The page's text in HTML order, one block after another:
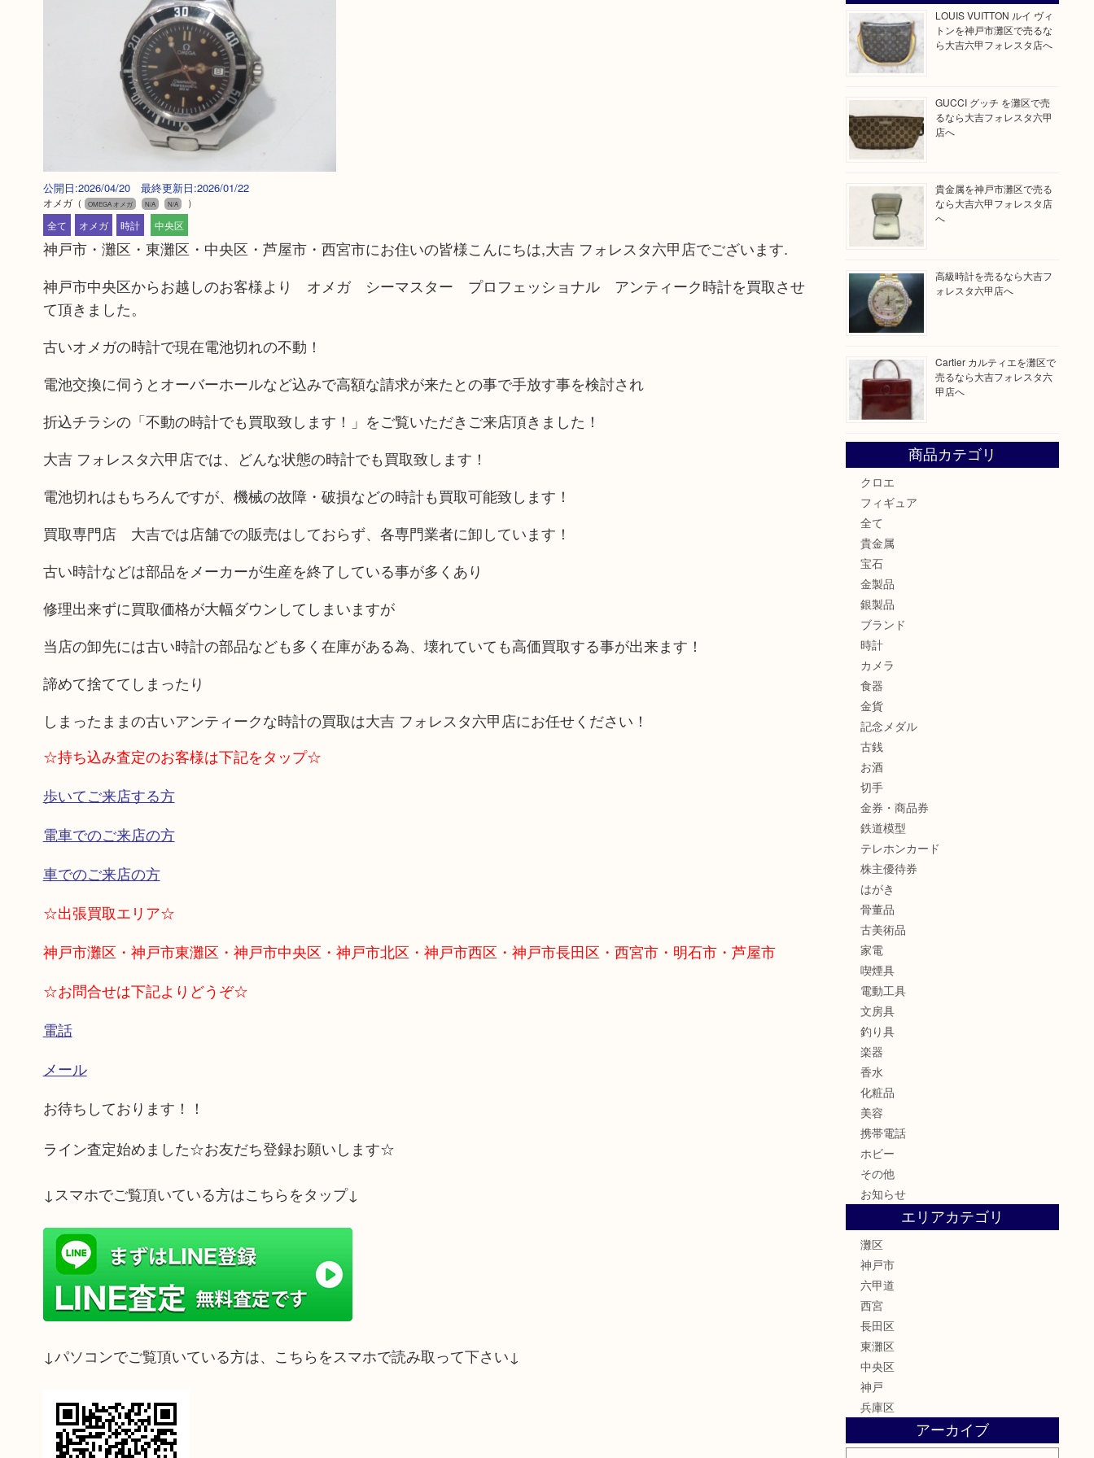
公開日:2026/04/20 最終更新日:2026/01/22
オメガ（ OMEGA オメガ N/A N/A
）
全て
オメガ 時計 中央区
神戸市・灘区・東灘区・中央区・芦屋市・西宮市にお住いの皆様こんにちは,大吉 フォレスタ六甲店でございます.
神戸市中央区からお越しのお客様より オメガ シーマスター プロフェッショナル アンティーク時計を買取させ
て頂きました。
古いオメガの時計で現在電池切れの不動！
電池交換に伺うとオーバーホールなど込みで高額な請求が来たとの事で手放す事を検討され
折込チラシの「不動の時計でも買取致します！」をご覧いただきご来店頂きました！
大吉 フォレスタ六甲店では、どんな状態の時計でも買取致します！
電池切れはもちろんですが、機械の故障・破損などの時計も買取可能致します！
買取専門店 大吉では店舗での販売はしておらず、各専門業者に卸しています！
古い時計などは部品をメーカーが生産を終了している事が多くあり
修理出来ずに買取価格が大幅ダウンしてしまいますが
当店の卸先には古い時計の部品なども多く在庫がある為、壊れていても高価買取する事が出来ます！
諦めて捨ててしまったり
しまったままの古いアンティークな時計の買取は大吉 フォレスタ六甲店にお任せください！
☆持ち込み査定のお客様は下記をタップ☆
歩いてご来店する方
電車でのご来店の方
車でのご来店の方
☆出張買取エリア☆
神戸市灘区・神戸市東灘区・神戸市中央区・神戸市北区・神戸市西区・神戸市長田区・西宮市・明石市・芦屋市
☆お問合せは下記よりどうぞ☆
電話
メール
お待ちしております！！
ライン査定始めました☆お友だち登録お願いします☆
↓スマホでご覧頂いている方はこちらをタップ↓
↓パソコンでご覧頂いている方は、こちらをスマホで読み取って下さい↓
LOUIS VUITTON ルイ ヴィ
トンを神戸市灘区で売るな
ら大吉六甲フォレスタ店へ
GUCCI グッチ を灘区で売
るなら大吉フォレスタ六甲
店へ
貴金属を神戸市灘区で売る
なら大吉六甲フォレスタ店
へ
高級時計を売るなら大吉フ
ォレスタ六甲店へ
Cartier カルティエを灘区で
売るなら大吉フォレスタ六
甲店へ
商品カテゴリ
クロエ
フィギュア
全て
貴金属
宝石
金製品
銀製品
ブランド
時計
カメラ
食器
金貨
記念メダル
古銭
お酒
切手
金券・商品券
鉄道模型
テレホンカード
株主優待券
はがき
骨董品
古美術品
家電
喫煙具
電動工具
文房具
釣り具
楽器
香水
化粧品
美容
携帯電話
ホビー
その他
お知らせ
エリアカテゴリ
灘区
神戸市
六甲道
西宮
長田区
東灘区
中央区
神戸
兵庫区
アーカイブ